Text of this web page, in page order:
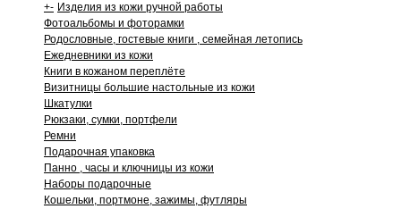
+- Изделия из кожи ручной работы
Фотоальбомы и фоторамки
Родословные, гостевые книги , семейная летопись
Ежедневники из кожи
Книги в кожаном переплёте
Визитницы большие настольные из кожи
Шкатулки
Рюкзаки, сумки, портфели
Ремни
Подарочная упаковка
Панно , часы и ключницы из кожи
Наборы подарочные
Кошельки, портмоне, зажимы, футляры